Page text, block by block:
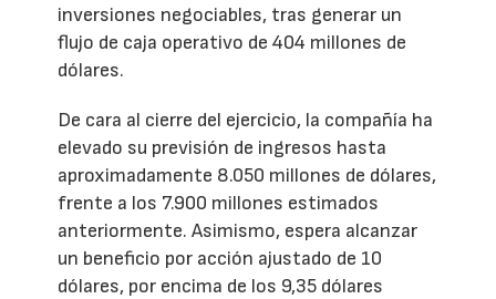
inversiones negociables, tras generar un
flujo de caja operativo de 404 millones de
dólares.
De cara al cierre del ejercicio, la compañía ha
elevado su previsión de ingresos hasta
aproximadamente 8.050 millones de dólares,
frente a los 7.900 millones estimados
anteriormente. Asimismo, espera alcanzar
un beneficio por acción ajustado de 10
dólares, por encima de los 9,35 dólares